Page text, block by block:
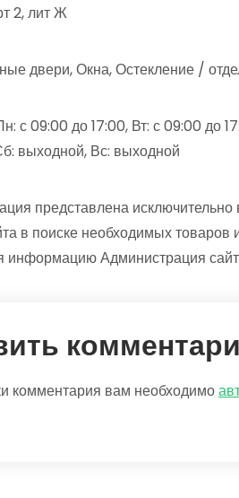
2, лит Ж
двери, Окна, Остекление /
с 09:00 до 17:00, Вт: с 09:00 до
выходной, Вс: выходной
представлена
в поиске необходимых
Администрация
комментария вам необходимо